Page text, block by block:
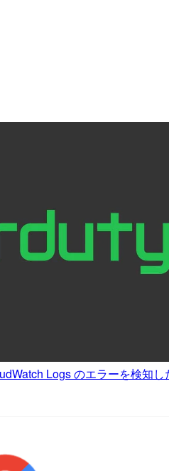
Logs のエラーを検知